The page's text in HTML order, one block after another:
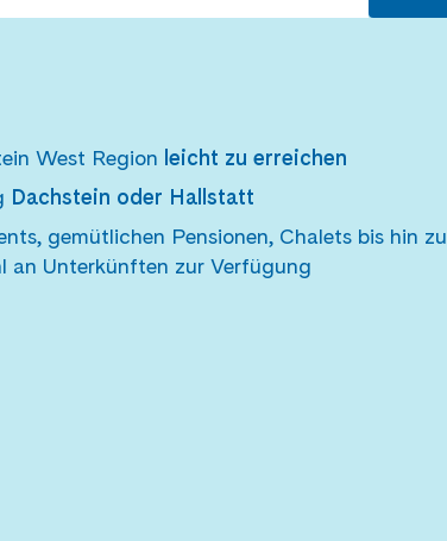
West Region leicht zu erreichen
Dachstein oder Hallstatt
gemütlichen Pensionen, Chalets bis hin zu
an Unterkünften zur Verfügung